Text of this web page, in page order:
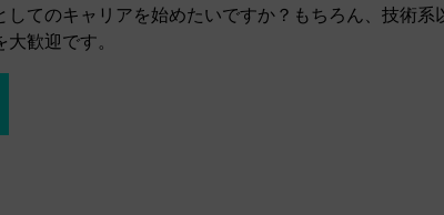
してのキャリアを始めたいですか？もちろん、技術
歓迎です。